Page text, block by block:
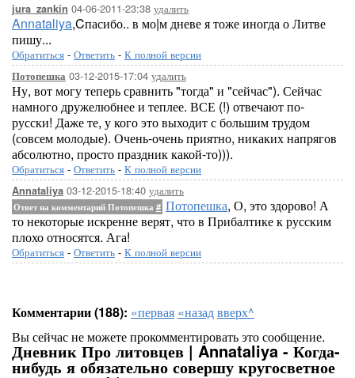
jura_zankin 04-06-2011-23:38 удалить
Annataliya,Cпасибо.. в мо|м дневе я тоже иногда о Литве
пишу...
Обратиться - Ответить - К полной версии
Потопешка 03-12-2015-17:04 удалить
Ну, вот могу теперь сравнить "тогда" и "сейчас"). Сейчас
намного дружелюбнее и теплее. ВСЕ (!) отвечают по-
русски! Даже те, у кого это выходит с большим трудом
(совсем молодые). Очень-очень приятно, никаких напрягов
абсолютно, просто праздник какой-то))).
Обратиться - Ответить - К полной версии
Annataliya 03-12-2015-18:40 удалить
Ответ на комментарий Потопешка # Потопешка, О, это здорово! А
то некоторые искренне верят, что в Прибалтике к русским
плохо относятся. Ага!
Обратиться - Ответить - К полной версии
Комментарии (188): «первая «назадвверх^
Вы сейчас не можете прокомментировать это сообщение.
Дневник Про литовцев | Annataliya - Когда-
нибудь я обязательно совершу кругосветное